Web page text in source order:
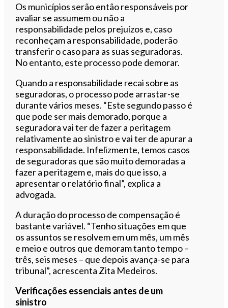
Os municípios serão então responsáveis por
avaliar se assumem ou não a
responsabilidade pelos prejuízos e, caso
reconheçam a responsabilidade, poderão
transferir o caso para as suas seguradoras.
No entanto, este processo pode demorar.
Quando a responsabilidade recai sobre as
seguradoras, o processo pode arrastar-se
durante vários meses. “Este segundo passo é
que pode ser mais demorado, porque a
seguradora vai ter de fazer a peritagem
relativamente ao sinistro e vai ter de apurar a
responsabilidade. Infelizmente, temos casos
de seguradoras que são muito demoradas a
fazer a peritagem e, mais do que isso, a
apresentar o relatório final”, explica a
advogada.
A duração do processo de compensação é
bastante variável. “Tenho situações em que
os assuntos se resolvem em um mês, um mês
e meio e outros que demoram tanto tempo –
três, seis meses – que depois avança-se para
tribunal”, acrescenta Zita Medeiros.
Verificações essenciais antes de um
sinistro